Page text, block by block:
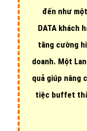
đến như
DATA khách
tăng cường
doanh. Một
quả giúp nâng
tiệc buffet